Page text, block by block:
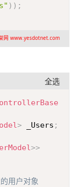
) ) ;
网 www.yesdotnet.com
全选
> _Users ;
>>
户对象